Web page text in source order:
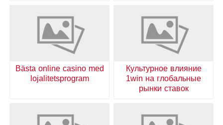
Культурное влияние
1win на глобальные
рынки ставок
Bästa online casino med
lojalitetsprogram